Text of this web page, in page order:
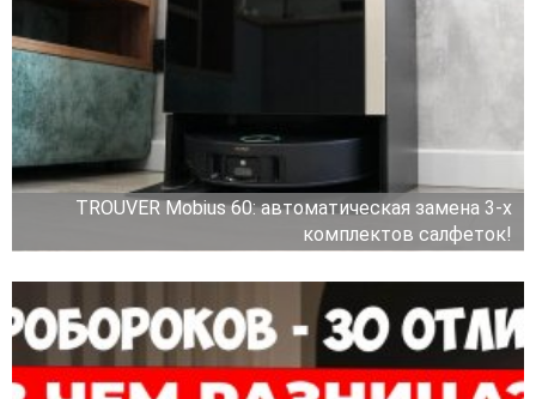
TROUVER Mobius 60: автоматическая замена 3-х
комплектов салфеток!